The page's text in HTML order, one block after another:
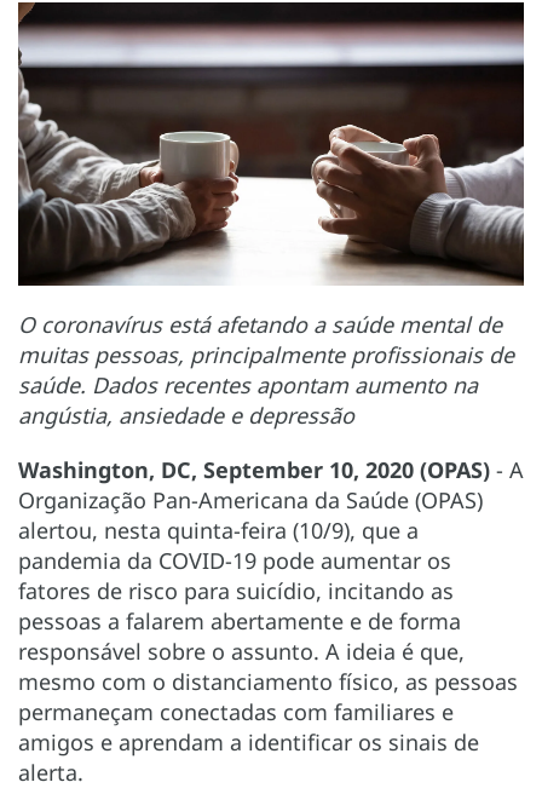
O coronavírus está afetando a saúde mental de
muitas pessoas, principalmente profissionais de
saúde. Dados recentes apontam aumento na
angústia, ansiedade e depressão
Washington, DC, September 10, 2020 (OPAS) - A
Organização Pan-Americana da Saúde (OPAS)
alertou, nesta quinta-feira (10/9), que a
pandemia da COVID-19 pode aumentar os
fatores de risco para suicídio, incitando as
pessoas a falarem abertamente e de forma
responsável sobre o assunto. A ideia é que,
mesmo com o distanciamento físico, as pessoas
permaneçam conectadas com familiares e
amigos e aprendam a identificar os sinais de
alerta.